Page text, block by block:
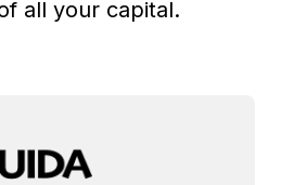
all your capital.